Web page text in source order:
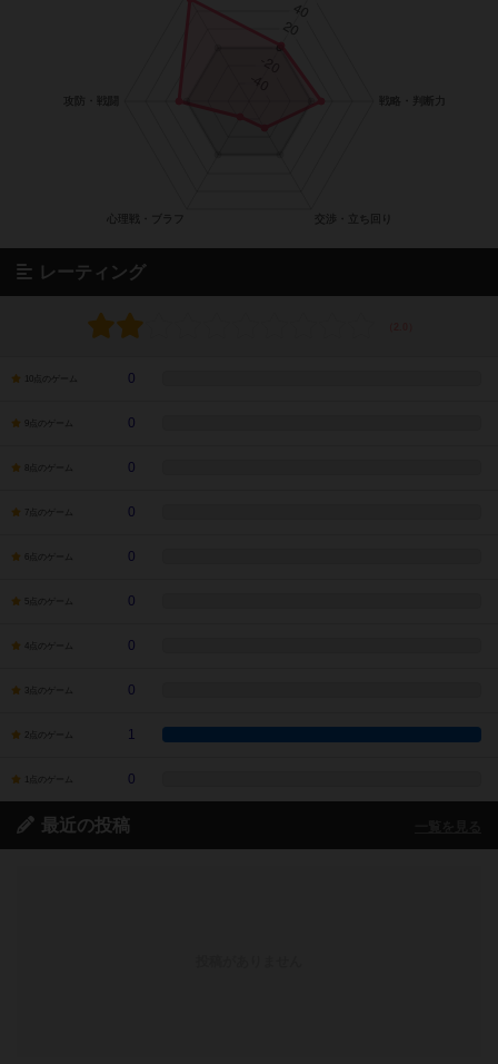
レーティング
10点のゲーム 0
9点のゲーム 0
8点のゲーム 0
7点のゲーム 0
6点のゲーム 0
5点のゲーム 0
4点のゲーム 0
3点のゲーム 0
2点のゲーム 1
1点のゲーム 0
最近の投稿